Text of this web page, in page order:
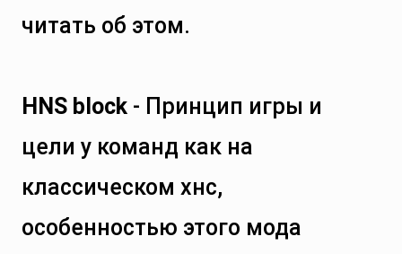
читать об этом.
HNS block - Принцип игры и
цели у команд как на
классическом хнс,
особенностью этого мода